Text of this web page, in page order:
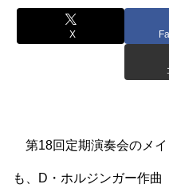
X
第18回定期演奏会のメイ
も、D・ホルジンガー作曲